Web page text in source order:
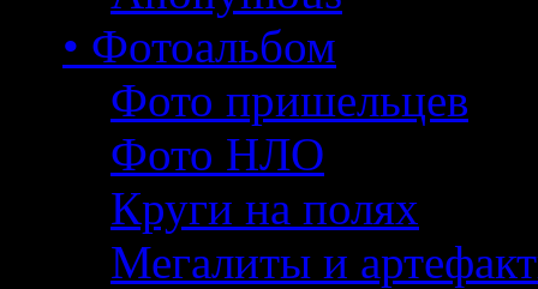
• Фотоальбом
Фото пришельцев
Фото НЛО
Круги на полях
Мегалиты и